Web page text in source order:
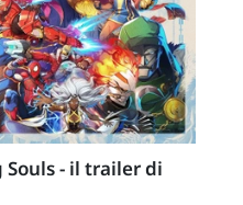
- il trailer di